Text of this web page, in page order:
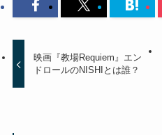
映画『教場Requiem』エン
ドロールのNISHIとは誰？